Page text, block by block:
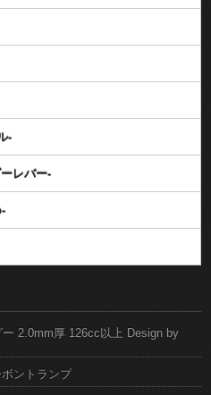
-
レバー-
2.0mm厚 126cc以上 Design by
ントランプ